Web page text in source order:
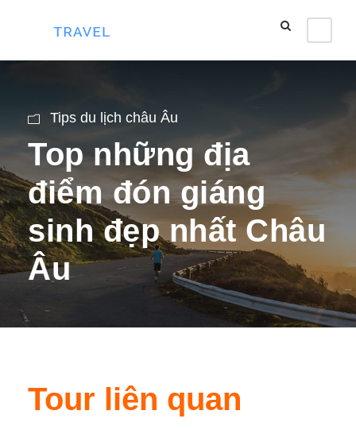
Tips du lịch châu Âu
Top những địa
điểm đón giáng
sinh đẹp nhất Châu
Âu
Tour liên quan